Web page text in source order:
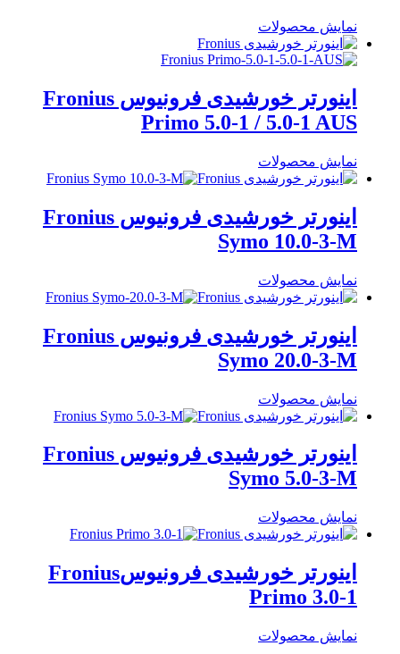
نمایش محصولات
اینورتر خورشیدی فرونیوس Fronius
Primo 5.0-1 / 5.0-1 AUS
نمایش محصولات
اینورتر خورشیدی فرونیوس Fronius
Symo 10.0-3-M
نمایش محصولات
اینورتر خورشیدی فرونیوس Fronius
Symo 20.0-3-M
نمایش محصولات
اینورتر خورشیدی فرونیوس Fronius
Symo 5.0-3-M
نمایش محصولات
اینورتر خورشیدی فرونیوسFronius
Primo 3.0-1
نمایش محصولات